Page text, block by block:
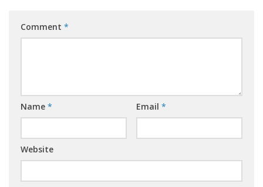
Comment *
Name * Email *
Website